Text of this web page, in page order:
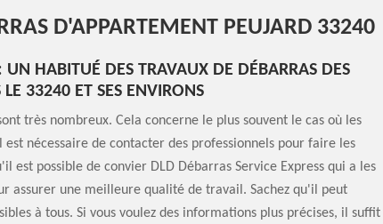
D'APPARTEMENT PEUJARD 33240
UN HABITUÉ DES TRAVAUX DE DÉBARRAS DES
33240 ET SES ENVIRONS
très nombreux. Cela concerne le plus souvent le cas où les
nécessaire de contacter des professionnels pour faire les
est possible de convier DLD Débarras Service Express qui a les
assurer une meilleure qualité de travail. Sachez qu'il peut
à tous. Si vous voulez des informations plus précises, il suffit